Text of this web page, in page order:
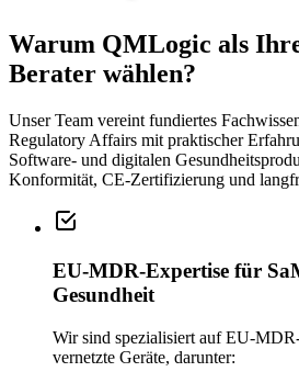
Warum QMLogic als
Berater wählen?
Unser Team vereint fundiertes
Regulatory Affairs mit praktischer
Software- und digitalen
Konformität, CE-Zertifizierung und
EU-MDR-Expertise für
Gesundheit
Wir sind spezialisiert auf EU-
vernetzte Geräte, darunter: